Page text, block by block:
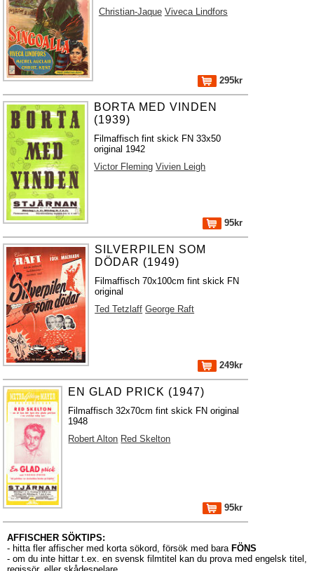
Christian-Jaque Viveca Lindfors
295kr
BORTA MED VINDEN
(1939)
Filmaffisch fint skick FN 33x50
original 1942
Victor Fleming Vivien Leigh
95kr
SILVERPILEN SOM
DÖDAR (1949)
Filmaffisch 70x100cm fint skick FN
original
Ted Tetzlaff George Raft
249kr
EN GLAD PRICK (1947)
Filmaffisch 32x70cm fint skick FN original
1948
Robert Alton Red Skelton
95kr
AFFISCHER SÖKTIPS:
- hitta fler affischer med korta sökord, försök med bara FÖNS
- om du inte hittar t.ex. en svensk filmtitel kan du prova med engelsk titel,